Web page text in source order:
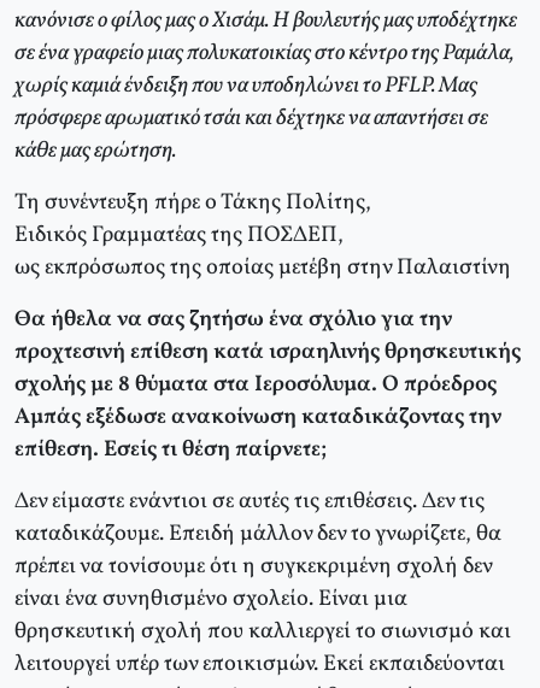
κανόνισε ο φίλος μας ο Χισάμ. Η βουλευτής μας υποδέχτηκε
σε ένα γραφείο μιας πολυκατοικίας στο κέντρο της Ραμάλα,
χωρίς καμιά ένδειξη που να υποδηλώνει το PFLP. Μας
πρόσφερε αρωματικό τσάι και δέχτηκε να απαντήσει σε
κάθε μας ερώτηση.
Τη συνέντευξη πήρε ο Τάκης Πολίτης,
Ειδικός Γραμματέας της ΠΟΣΔΕΠ,
ως εκπρόσωπος της οποίας μετέβη στην Παλαιστίνη
Θα ήθελα να σας ζητήσω ένα σχόλιο για την
προχτεσινή επίθεση κατά ισραηλινής θρησκευτικής
σχολής με 8 θύματα στα Ιεροσόλυμα. Ο πρόεδρος
Αμπάς εξέδωσε ανακοίνωση καταδικάζοντας την
επίθεση. Εσείς τι θέση παίρνετε;
Δεν είμαστε ενάντιοι σε αυτές τις επιθέσεις. Δεν τις
καταδικάζουμε. Επειδή μάλλον δεν το γνωρίζετε, θα
πρέπει να τονίσουμε ότι η συγκεκριμένη σχολή δεν
είναι ένα συνηθισμένο σχολείο. Είναι μια
θρησκευτική σχολή που καλλιεργεί το σιωνισμό και
λειτουργεί υπέρ των εποικισμών. Εκεί εκπαιδεύονται